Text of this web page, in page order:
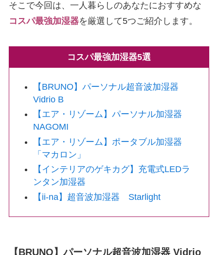
そこで今回は、一人暮らしのあなたにおすすめな
コスパ最強加湿器を厳選して5つご紹介します。
コスパ最強加湿器5選
【BRUNO】パーソナル超音波加湿器
Vidrio B
【エア・リゾーム】パーソナル加湿器
NAGOMI
【エア・リゾーム】ポータブル加湿器
「マカロン」
【インテリアのゲキカグ】充電式LEDラ
ンタン加湿器
【ii-na】超音波加湿器 Starlight
【BRUNO】パーソナル超音波加湿器 Vidrio